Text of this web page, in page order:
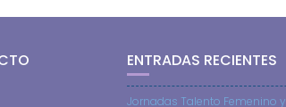
ENTRADAS RECIENTES
Jornadas Talento Femenino y